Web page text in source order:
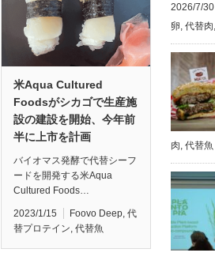
米Aqua Cultured
Foodsがシカゴで生産施
設の建設を開始、今年前
半に上市を計画
バイオマス発酵で代替シーフ
ードを開発する米Aqua
Cultured Foods…
2023/1/15 Foovo Deep, 代
替プロテイン, 代替魚
2026/7/30
卵 代替肉
肉 代替魚